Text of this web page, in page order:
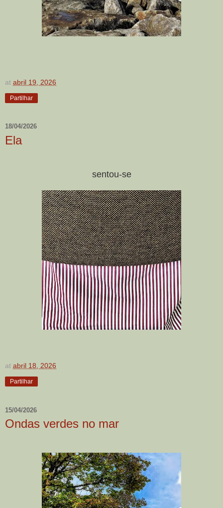
at abril 19, 2026
Partilhar
18/04/2026
Ela
sentou-se
at abril 18, 2026
Partilhar
15/04/2026
Ondas verdes no mar